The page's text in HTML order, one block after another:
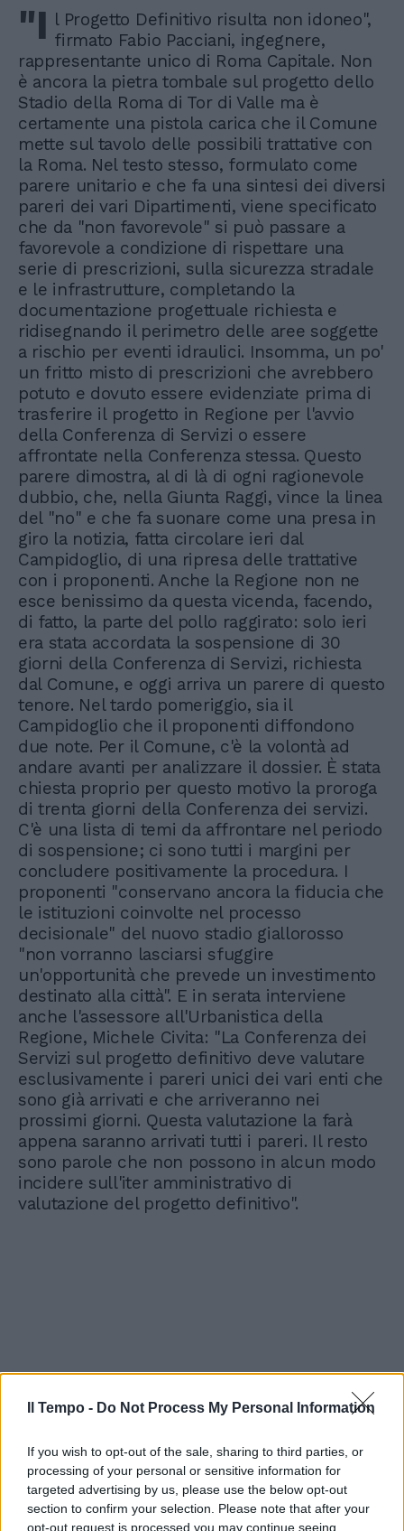
Il Tempo - Do Not Process My Personal Information
If you wish to opt-out of the sale, sharing to third parties, or
processing of your personal or sensitive information for
targeted advertising by us, please use the below opt-out
section to confirm your selection. Please note that after your
opt-out request is processed you may continue seeing
"I l Progetto Definitivo risulta non idoneo",
firmato Fabio Pacciani, ingegnere,
rappresentante unico di Roma Capitale. Non
è ancora la pietra tombale sul progetto dello
Stadio della Roma di Tor di Valle ma è
certamente una pistola carica che il Comune
mette sul tavolo delle possibili trattative con
la Roma. Nel testo stesso, formulato come
parere unitario e che fa una sintesi dei diversi
pareri dei vari Dipartimenti, viene specificato
che da "non favorevole" si può passare a
favorevole a condizione di rispettare una
serie di prescrizioni, sulla sicurezza stradale
e le infrastrutture, completando la
documentazione progettuale richiesta e
ridisegnando il perimetro delle aree soggette
a rischio per eventi idraulici. Insomma, un po'
un fritto misto di prescrizioni che avrebbero
potuto e dovuto essere evidenziate prima di
trasferire il progetto in Regione per l'avvio
della Conferenza di Servizi o essere
affrontate nella Conferenza stessa. Questo
parere dimostra, al di là di ogni ragionevole
dubbio, che, nella Giunta Raggi, vince la linea
del "no" e che fa suonare come una presa in
giro la notizia, fatta circolare ieri dal
Campidoglio, di una ripresa delle trattative
con i proponenti. Anche la Regione non ne
esce benissimo da questa vicenda, facendo,
di fatto, la parte del pollo raggirato: solo ieri
era stata accordata la sospensione di 30
giorni della Conferenza di Servizi, richiesta
dal Comune, e oggi arriva un parere di questo
tenore. Nel tardo pomeriggio, sia il
Campidoglio che il proponenti diffondono
due note. Per il Comune, c'è la volontà ad
andare avanti per analizzare il dossier. È stata
chiesta proprio per questo motivo la proroga
di trenta giorni della Conferenza dei servizi.
C'è una lista di temi da affrontare nel periodo
di sospensione; ci sono tutti i margini per
concludere positivamente la procedura. I
proponenti "conservano ancora la fiducia che
le istituzioni coinvolte nel processo
decisionale" del nuovo stadio giallorosso
"non vorranno lasciarsi sfuggire
un'opportunità che prevede un investimento
destinato alla città". E in serata interviene
anche l'assessore all'Urbanistica della
Regione, Michele Civita: "La Conferenza dei
Servizi sul progetto definitivo deve valutare
esclusivamente i pareri unici dei vari enti che
sono già arrivati e che arriveranno nei
prossimi giorni. Questa valutazione la farà
appena saranno arrivati tutti i pareri. Il resto
sono parole che non possono in alcun modo
incidere sull'iter amministrativo di
valutazione del progetto definitivo".